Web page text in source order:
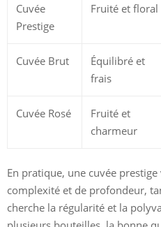
Cuvée
Prestige
Fruité et floral
Cuvée Brut
Équilibré et
frais
Cuvée Rosé
Fruité et
charmeur
En pratique, une cuvée
complexité et de profondeur,
cherche la régularité et la